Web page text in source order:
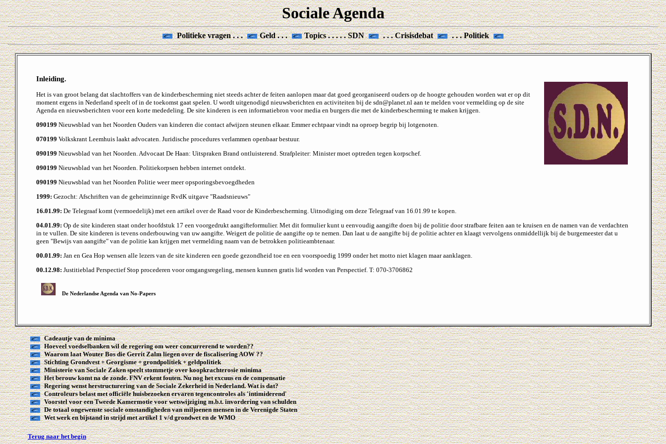
Sociale Agenda
Politieke vragen . . . Geld . . . Topics . . . . . SDN . . . Crisisdebat . . .Politiek
Inleiding.
Het is van groot belang dat slachtoffers van de kinderbescherming niet steeds achter de feiten aanlopen maar dat goed georganiseerd ouders op de hoogte gehouden worden wat er op dit
moment ergens in Nederland speelt of in de toekomst gaat spelen. U wordt uitgenodigd nieuwsberichten en activiteiten bij de sdn@planet.nl aan te melden voor vermelding op de site
Agenda en nieuwsberichten voor een korte mededeling. De site kinderen is een informatiebron voor media en burgers die met de kinderbescherming te maken krijgen.
090199 Nieuwsblad van het Noorden Ouders van kinderen die contact afwijzen steunen elkaar. Emmer echtpaar vindt na oproep begrip bij lotgenoten.
070199 Volkskrant Leemhuis laakt advocaten. Juridische procedures verlammen openbaar bestuur.
090199 Nieuwsblad van het Noorden. Advocaat De Haan: Uitspraken Brand ontluisterend. Strafpleiter: Minister moet optreden tegen korpschef.
090199 Nieuwsblad van het Noorden. Politiekorpsen hebben internet ontdekt.
090199 Nieuwsblad van het Noorden Politie weer meer opsporingsbevoegdheden
1999: Gezocht: Afschriften van de geheimzinnige RvdK uitgave "Raadsnieuws"
16.01.99: De Telegraaf komt (vermoedelijk) met een artikel over de Raad voor de Kinderbescherming. Uitnodiging om deze Telegraaf van 16.01.99 te kopen.
04.01.99: Op de site kinderen staat onder hoofdstuk 17 een voorgedrukt aangifteformulier. Met dit formulier kunt u eenvoudig aangifte doen bij de politie door strafbare feiten aan te kruisen en de namen van de verdachten
in te vullen. De site kinderen is tevens onderbouwing van uw aangifte. Weigert de politie de aangifte op te nemen. Dan laat u de aangifte bij de politie achter en klaagt vervolgens onmiddellijk bij de burgemeester dat u
geen "Bewijs van aangifte" van de politie kan krijgen met vermelding naam van de betrokken politieambtenaar.
00.01.99: Jan en Gea Hop wensen alle lezers van de site kinderen een goede gezondheid toe en een voorspoedig 1999 onder het motto niet klagen maar aanklagen.
00.12.98: Justitieblad Perspectief Stop procederen voor omgangsregeling, mensen kunnen gratis lid worden van Perspectief. T: 070-3706862
De Nederlandse Agenda van No-Papers
Cadeautje van de minima
Hoeveel voedselbanken wil de regering om weer concurrerend te worden??
Waarom laat Wouter Bos die Gerrit Zalm liegen over de fiscalisering AOW ??
Stichting Grondvest + Georgisme + grondpolitiek + geldpolitiek
Ministerie van Sociale Zaken speelt stommetje over koopkrachterosie minima
Het berouw komt na de zonde. FNV erkent fouten. Nu nog het excuus en de compensatie
Regering wenst herstructurering van de Sociale Zekerheid in Nederland. Wat is dat?
Controleurs belast met officiële huisbezoeken ervaren tegencontroles als 'intimiderend'
Voorstel voor een Tweede Kamermotie voor wetswijziging m.b.t. invordering van schulden
De totaal ongewenste sociale omstandigheden van miljoenen mensen in de Verenigde Staten
Wet werk en bijstand in strijd met artikel 1 v/d grondwet en de WMO
Terug naar het begin